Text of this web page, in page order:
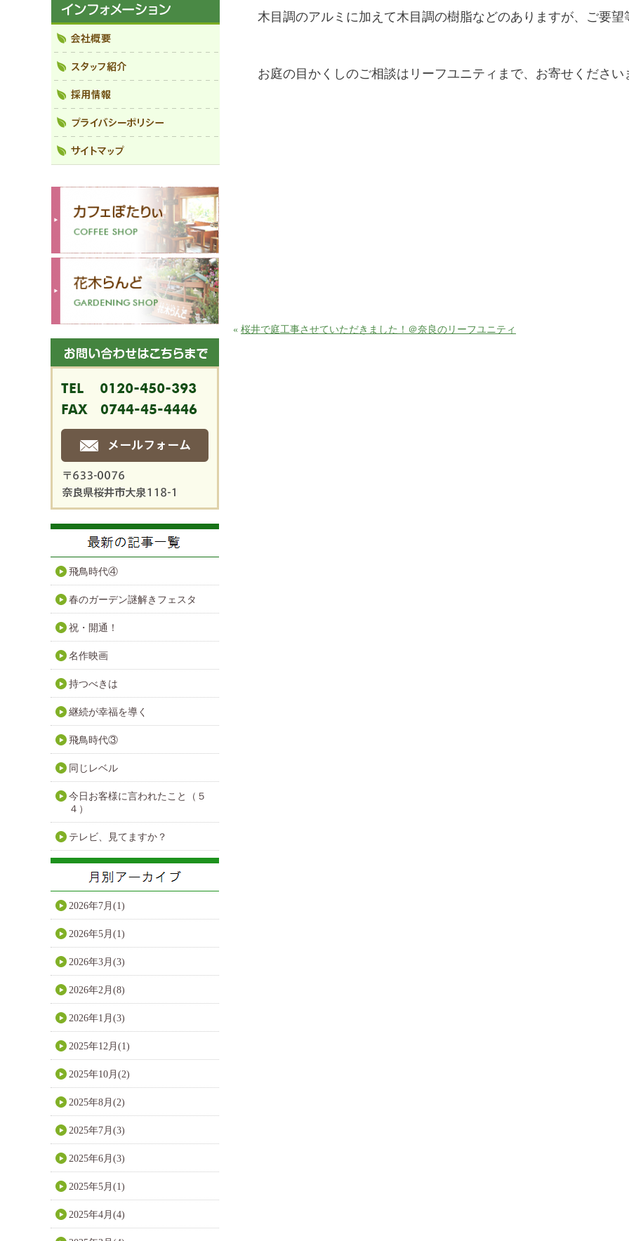
木目調のアルミに加えて木目調の樹脂などのありますが、ご要望
お庭の目かくしのご相談はリーフユニティまで、お寄せください
« 桜井で庭工事させていただきました！＠奈良のリーフユニティ
飛鳥時代④
春のガーデン謎解きフェスタ
祝・開通！
名作映画
持つべきは
継続が幸福を導く
飛鳥時代③
同じレベル
今日お客様に言われたこと（５
４）
テレビ、見てますか？
2026年7月(1)
2026年5月(1)
2026年3月(3)
2026年2月(8)
2026年1月(3)
2025年12月(1)
2025年10月(2)
2025年8月(2)
2025年7月(3)
2025年6月(3)
2025年5月(1)
2025年4月(4)